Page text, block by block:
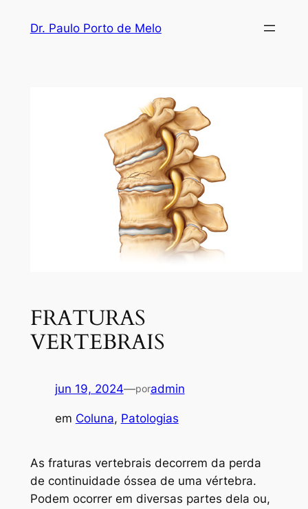
Dr. Paulo Porto de Melo
FRATURAS
VERTEBRAIS
jun 19, 2024—poradmin
em Coluna, Patologias
As fraturas vertebrais decorrem da perda
de continuidade óssea de uma vértebra.
Podem ocorrer em diversas partes dela ou,